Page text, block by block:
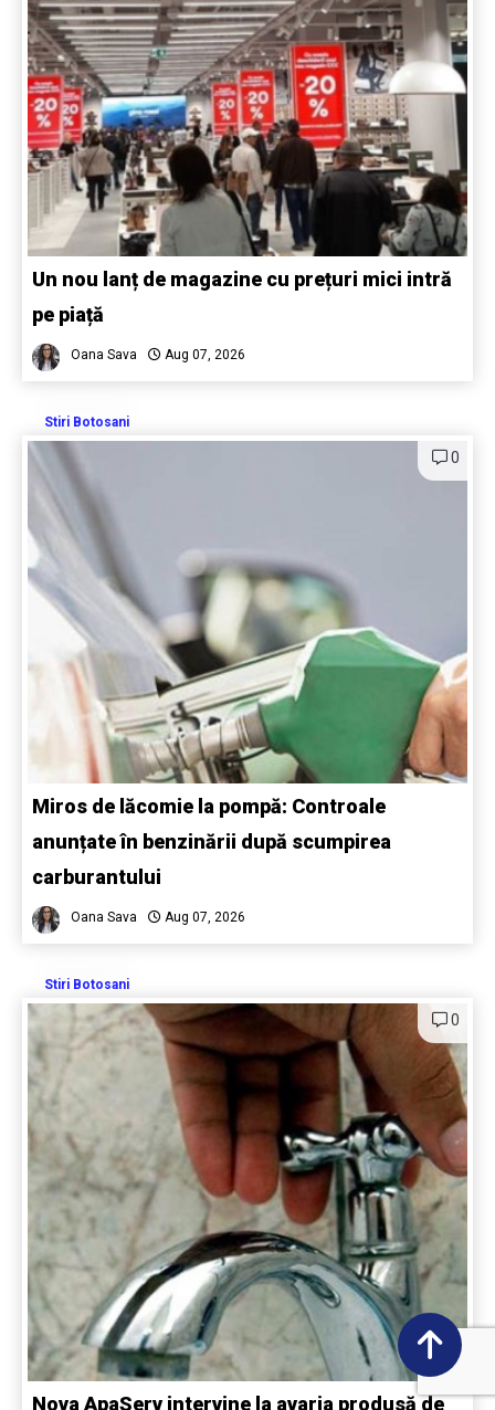
Un nou lanț de magazine cu prețuri mici intră
pe piață
Oana Sava Aug 07, 2026
Stiri Botosani
0
Miros de lăcomie la pompă: Controale
anunțate în benzinării după scumpirea
carburantului
Oana Sava Aug 07, 2026
Stiri Botosani
0
Nova ApaServ intervine la avaria produsă de